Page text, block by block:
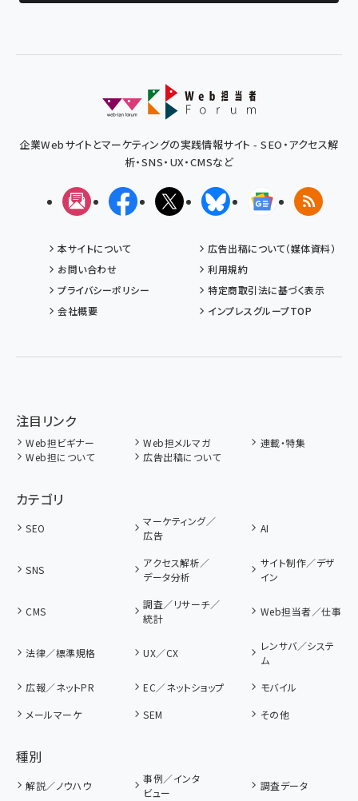
企業Webサイトとマーケティングの実践情報サイト - SEO・アクセス解
析・SNS・UX・CMSなど
メルマガFacebookX(エックス)BlueskyGoogleニュ
RSS
本サイトについて
広告出稿について（媒体資料）
お問い合わせ
利用規約
プライバシーポリシー
特定商取引法に基づく表示
会社概要
インプレスグループTOP
注目リンク
Web担ビギナー Web担メルマガ
連載・特集
Web担について
広告出稿について
カテゴリ
SEO
マーケティング／
広告
AI
SNS
アクセス解析／
データ分析
サイト制作／デザ
イン
CMS
調査／リサーチ／
統計
Web担当者／仕事
法律／標準規格 UX／CX
レンサバ／システ
ム
広報／ネットPR
EC／ネットショップ
モバイル
メールマーケ
SEM その他
種別
解説／ノウハウ
事例／インタ
ビュー
調査データ